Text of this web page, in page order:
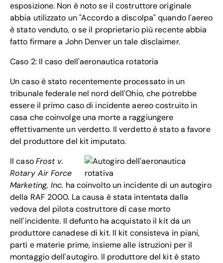
esposizione. Non è noto se il costruttore originale
abbia utilizzato un "Accordo a discolpa" quando l'aereo
è stato venduto, o se il proprietario più recente abbia
fatto firmare a John Denver un tale disclaimer.
Caso 2: Il caso dell'aeronautica rotatoria
Un caso è stato recentemente processato in un
tribunale federale nel nord dell'Ohio, che potrebbe
essere il primo caso di incidente aereo costruito in
casa che coinvolge una morte a raggiungere
effettivamente un verdetto. Il verdetto è stato a favore
del produttore del kit imputato.
Il casoFrost v.
Rotary Air Force
Marketing, Inc. ha coinvolto un incidente di un autogiro
della RAF 2000. La causa è stata intentata dalla
vedova del pilota costruttore di case morto
nell'incidente. Il defunto ha acquistato il kit da un
produttore canadese di kit. Il kit consisteva in piani,
parti e materie prime, insieme alle istruzioni per il
montaggio dell'autogiro. Il produttore del kit è stato